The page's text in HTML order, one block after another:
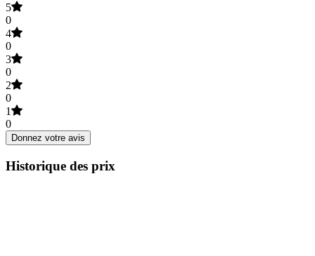
5
0
4
0
3
0
2
0
1
0
Donnez votre avis
Historique des prix